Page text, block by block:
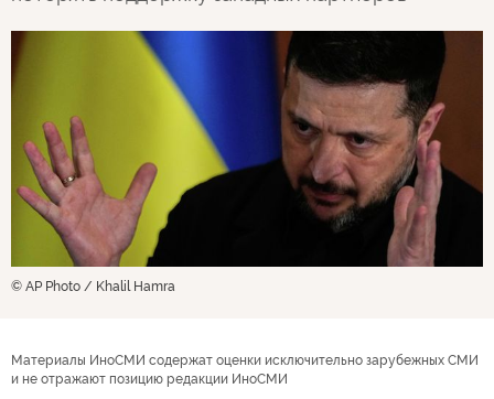
© AP Photo / Khalil Hamra
Материалы ИноСМИ содержат оценки исключительно зарубежных СМИ
и не отражают позицию редакции ИноСМИ